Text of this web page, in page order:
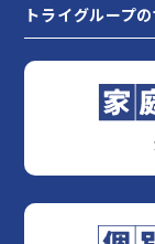
トライグループ